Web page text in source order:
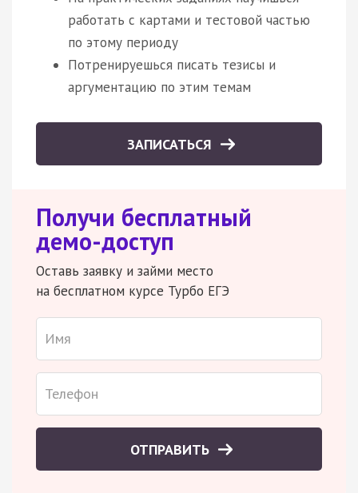
работать с картами и тестовой частью
по этому периоду
Потренируешься писать тезисы и
аргументацию по этим темам
ЗАПИСАТЬСЯ
Получи бесплатный
демо-доступ
Оставь заявку и займи место
на бесплатном курсе Турбо ЕГЭ
ОТПРАВИТЬ